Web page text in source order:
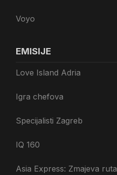
Voyo
EMISIJE
Love Island Adria
Igra chefova
Specijalisti Zagreb
IQ 160
Asia Express: Zmajeva ruta